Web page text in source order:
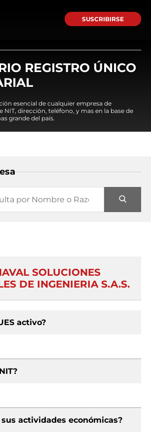
SUSCRIBIRSE
REGISTRO ÚNICO
esencial de cualquier empresa de
NIT, dirección, teléfono, y mas en la base de
grande del país.
SOLUCIONES
DE INGENIERIA S.A.S.
activo?
sus actividades económicas?